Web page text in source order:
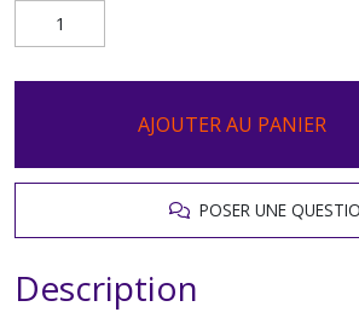
AJOUTER AU PANIER
POSER UNE
Description